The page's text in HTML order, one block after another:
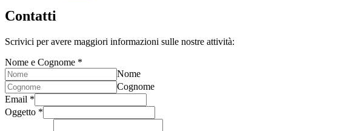
Contatti
Scrivici per avere maggiori informazioni sulle nostre attività:
Nome e Cognome *
Nome
Cognome
Email *
Oggetto *